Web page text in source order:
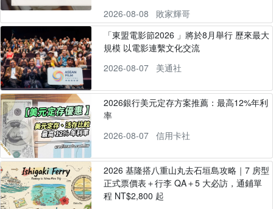
2026-08-08
敗家輝哥
「東盟電影節2026 」將於8月舉行 歷來最大
規模 以電影連繫文化交流
2026-08-07
美通社
2026銀行美元定存方案推薦：最高12%年利
率
2026-08-07
信用卡社
2026 基隆搭八重山丸去石垣島攻略｜7 房型
正式票價表＋行李 QA＋5 大必訪，通鋪單
程 NT$2,800 起